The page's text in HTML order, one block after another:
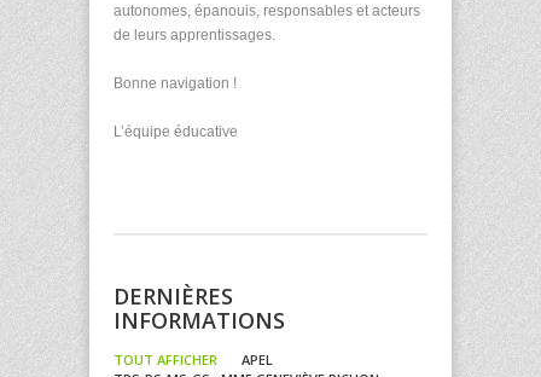
autonomes, épanouis, responsables et acteurs
de leurs apprentissages.
Bonne navigation !
L’équipe éducative
DERNIÈRES
INFORMATIONS
TOUT AFFICHER
APEL